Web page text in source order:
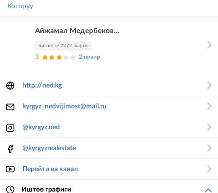
Которуу
Айжамал Медербеков...
бизнесте 2272 жарыя
3 2 пикир
http://ned.kg
kyrgyz_nedvijimost@mail.ru
@kyrgyz.ned
@kyrgyzrealestate
Перейти на канал
Иштөө графиги